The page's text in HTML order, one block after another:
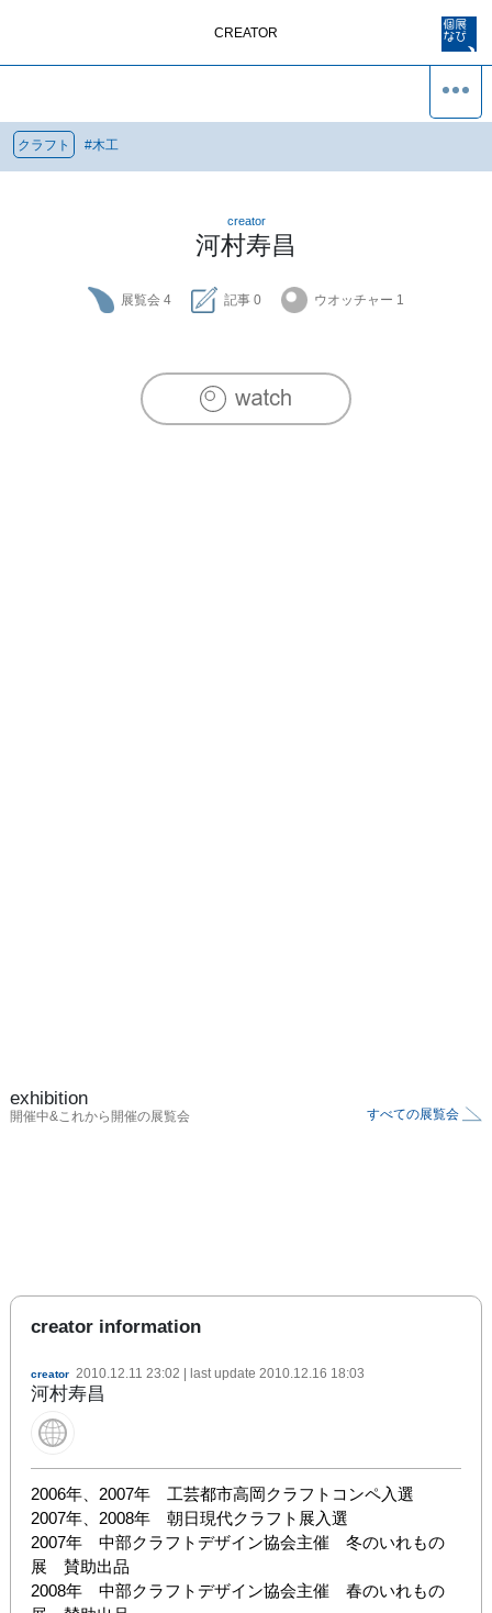
CREATOR
クラフト #木工
creator
河村寿昌
展覧会 4 記事 0 ウオッチャー 1
exhibition
開催中&これから開催の展覧会 すべての展覧会
creator information
creator 2010.12.11 23:02 | last update 2010.12.16 18:03
河村寿昌
2006年、2007年　工芸都市高岡クラフトコンペ入選
2007年、2008年　朝日現代クラフト展入選
2007年　中部クラフトデザイン協会主催　冬のいれもの
展　賛助出品
2008年　中部クラフトデザイン協会主催　春のいれもの